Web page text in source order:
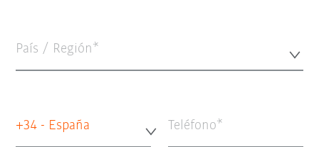
País / Región*
+34 - España Teléfono